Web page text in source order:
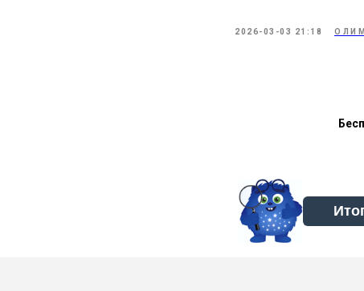
2026-03-03 21:18